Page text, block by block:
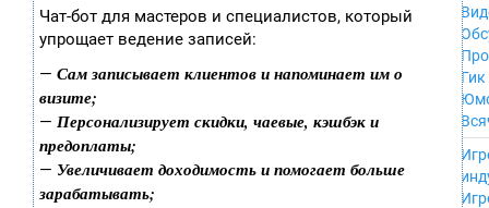
Чат-бот для мастеров и специалистов, который
упрощает ведение записей:
— Сам записывает клиентов и напоминает им о
визите;
— Персонализирует скидки, чаевые, кэшбэк и
предоплаты;
— Увеличивает доходимость и помогает больше
зарабатывать;
PSP
iPhone, iPod,
MacOS
NES
Гик